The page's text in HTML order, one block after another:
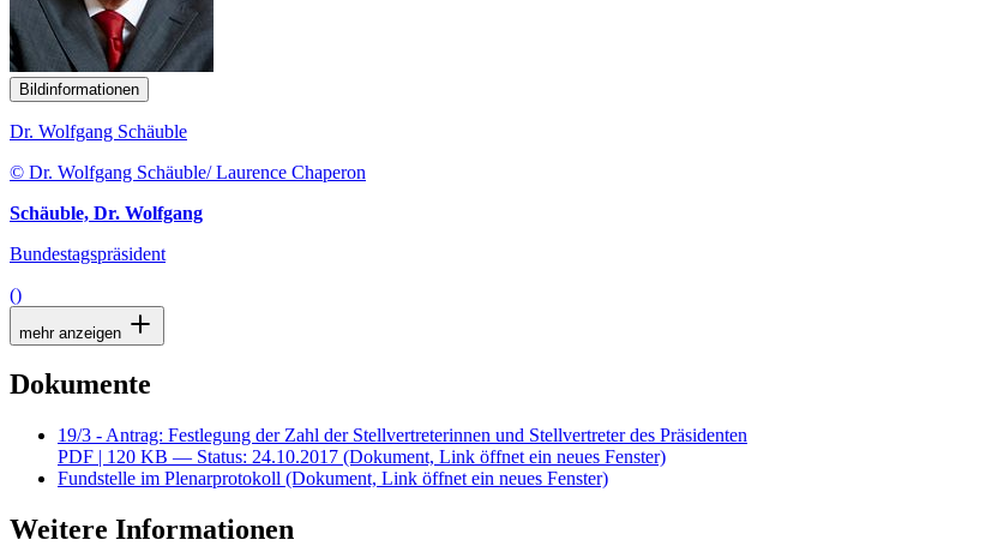
Bildinformationen
Dr. Wolfgang Schäuble
© Dr. Wolfgang Schäuble/ Laurence Chaperon
Schäuble, Dr. Wolfgang
Bundestagspräsident
()
mehr anzeigen
Dokumente
19/3 - Antrag: Festlegung der Zahl der Stellvertreterinnen und Stellvertreter des Präsidenten
PDF | 120 KB — Status: 24.10.2017 (Dokument, Link öffnet ein neues Fenster)
Fundstelle im Plenarprotokoll (Dokument, Link öffnet ein neues Fenster)
Weitere Informationen